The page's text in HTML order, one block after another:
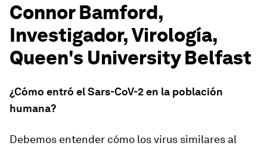
Connor Bamford,
Investigador, Virología,
Queen's University Belfast
¿Cómo entró el Sars-CoV-2 en la población
humana?
Debemos entender cómo los virus similares al